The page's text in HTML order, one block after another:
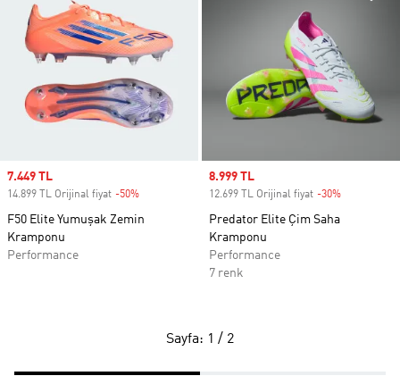
Sale price
7.449 TL
14.899 TL Orijinal fiyat -50%
F50 Elite Yumuşak Zemin
Kramponu
Performance
Sale price
8.999 TL
12.699 TL Orijinal fiyat -30%
Predator Elite Çim Saha
Kramponu
Performance
7 renk
Sayfa: 1 / 2